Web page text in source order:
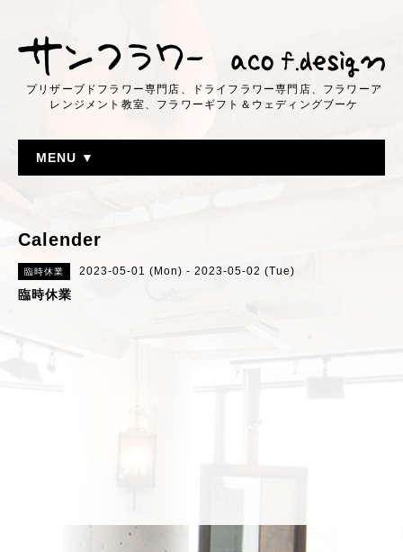
プリザーブドフラワー専門店、ドライフラワー専門店、フラワーア
レンジメント教室、フラワーギフト＆ウェディングブーケ
MENU ▼
Calender
臨時休業 2023-05-01 (Mon) - 2023-05-02 (Tue)
臨時休業